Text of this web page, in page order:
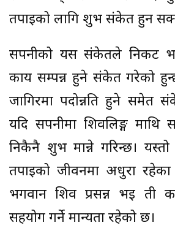
तपाईको लागि शुभ संकेत हुन
सपनीको यस संकेतले निकट
कार्य सम्पन्न हुने संकेत गरेको
जागिरमा पदोन्नति हुने समेत
यदि सपनीमा शिवलिङ्ग
निकैनै शुभ मान्ने गरिन्छ।
तपाईको जीवनमा अधुरा
भगवान शिव प्रसन्न भई ती
सहयोग गर्ने मान्यता रहेको छ।